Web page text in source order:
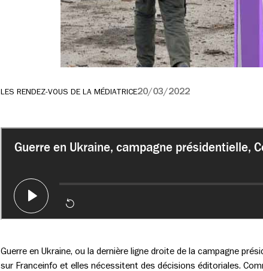
LES RENDEZ-VOUS DE LA MÉDIATRICE20/03/2022
Guerre en Ukraine, ou la dernière ligne droite de la campagne
sur Franceinfo et elles nécessitent des décisions éditoriales.